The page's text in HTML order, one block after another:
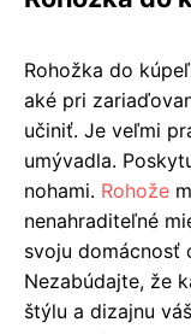
Rohožka do
aké pri
učiniť. Je veľmi
umývadla.
nohami. Rohože
nenahraditeľné
svoju domácnosť
Nezabúdajte, že
štýlu a dizajnu